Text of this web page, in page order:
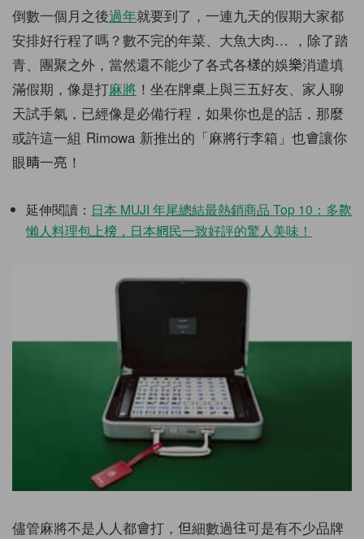
倒數一個月之後過年就要到了，一連九天的假期大家都
安排好行程了嗎？數不完的年菜、大魚大肉… ，除了踏
青、團聚之外，當然還不能少了各式各樣的娛樂消遣填
滿假期，像是打麻將 ！坐在牌桌上與三五好友、家人聊
天試手氣，已經像是必備行程，如果你也是的話，那麼
或許這一組 Rimowa 新推出的「麻將行李箱」也會讓你
眼睛一亮！
延伸閱讀： 日本 MUJI 年尾總結最熱銷商品 Top 10：多款
懶人料理包上榜，日本網民一致好評的驚人美味！
儘管麻將不是人人都會打，但細數過往可是有不少品牌